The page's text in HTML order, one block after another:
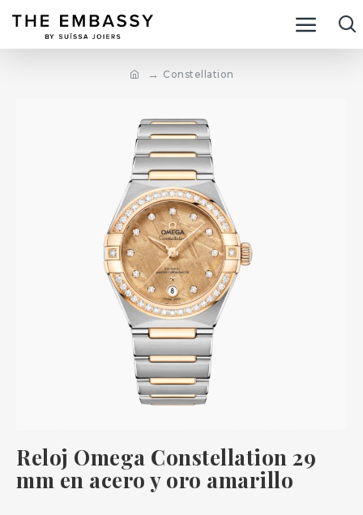
Constellation
Reloj Omega Constellation 29
mm en acero y oro amarillo